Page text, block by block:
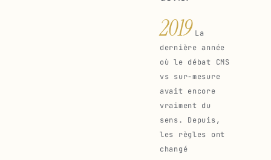
2019 La
dernière année
où le débat CMS
vs sur-mesure
avait encore
vraiment du
sens. Depuis,
les règles ont
changé